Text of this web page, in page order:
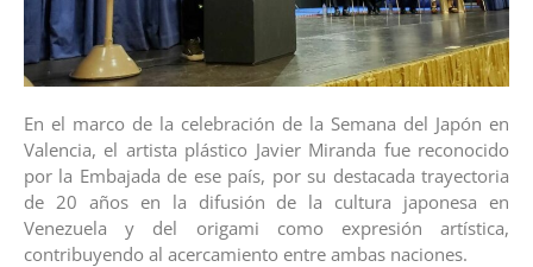
En el marco de la celebración de la Semana del Japón en
Valencia, el artista plástico Javier Miranda fue reconocido
por la Embajada de ese país, por su destacada trayectoria
de 20 años en la difusión de la cultura japonesa en
Venezuela y del origami como expresión artística,
contribuyendo al acercamiento entre ambas naciones.